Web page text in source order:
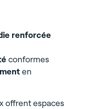
renforcée
conformes
en
offrent espaces